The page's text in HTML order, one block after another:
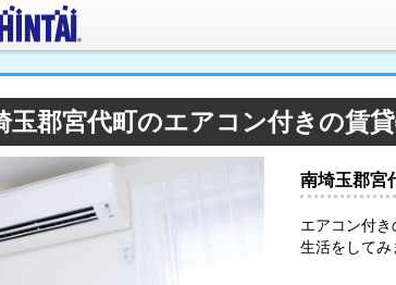
玉郡宮代町のエアコン付きの賃
南埼玉郡宮
エアコン付
生活をしてみ